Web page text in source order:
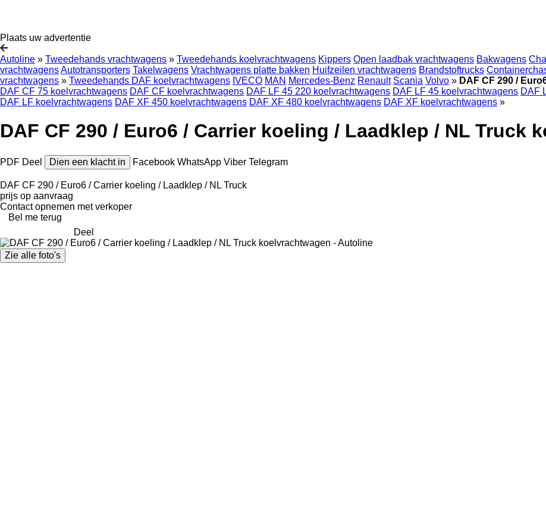
Plaats uw advertentie
Autoline » Tweedehands vrachtwagens » Tweedehands koelvrachtwagens Kippers Open laadbak vrachtwagens Bakwagens
vrachtwagensAutotransporters Takelwagens Vrachtwagens platte bakken Huifzeilen vrachtwagens Brandstoftrucks
vrachtwagens » Tweedehands DAF koelvrachtwagens IVECO MAN Mercedes-Benz Renault Scania Volvo » DAF CF 290 /
DAF CF 75 koelvrachtwagens DAF CF koelvrachtwagens DAF LF 45 220 koelvrachtwagens DAF LF 45 koelvrachtwagens DAF
DAF LF koelvrachtwagens DAF XF 450 koelvrachtwagens DAF XF 480 koelvrachtwagens DAF XF koelvrachtwagens »
DAF CF 290 / Euro6 / Carrier koeling / Laadklep / NL Truck
PDF Deel Dien een klacht in Facebook WhatsApp Viber Telegram
DAF CF 290 / Euro6 / Carrier koeling / Laadklep / NL Truck
prijs op aanvraag
Contact opnemen met verkoper
Bel me terug
Deel
Zie alle foto's